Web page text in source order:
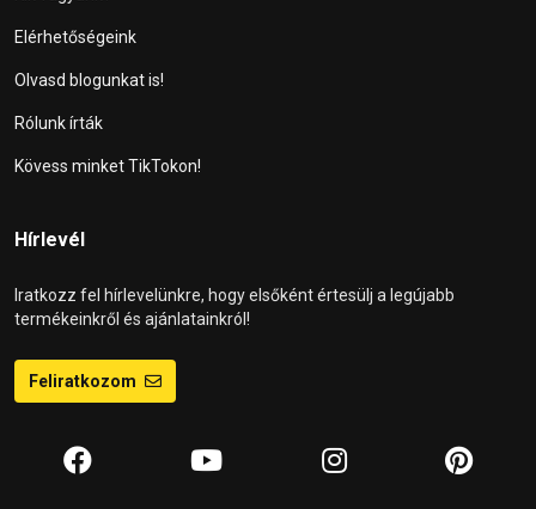
Elérhetőségeink
Olvasd blogunkat is!
Rólunk írták
Kövess minket TikTokon!
Hírlevél
Iratkozz fel hírlevelünkre, hogy elsőként értesülj a legújabb
termékeinkről és ajánlatainkról!
Feliratkozom